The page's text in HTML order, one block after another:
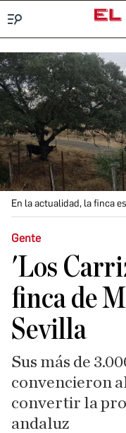
En la actualidad, la finca
Gente
'Los
finca de
Sevilla
Sus más de
convencieron
convertir la
andaluz